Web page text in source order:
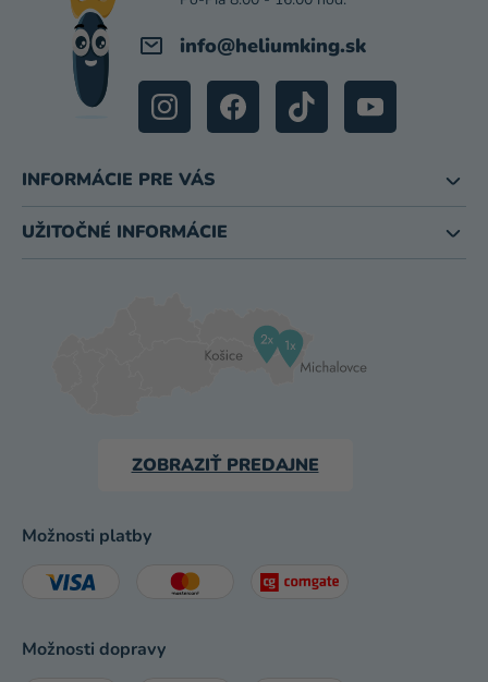
info@heliumking.sk
INFORMÁCIE PRE VÁS
UŽITOČNÉ INFORMÁCIE
ZOBRAZIŤ PREDAJNE
Možnosti platby
Možnosti dopravy